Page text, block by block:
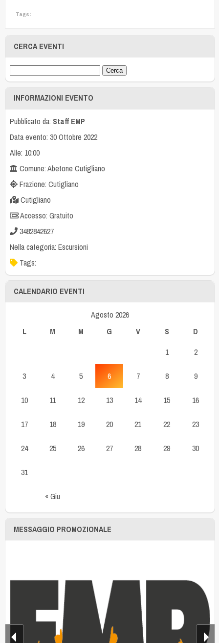
Tags:
CERCA EVENTI
INFORMAZIONI EVENTO
Pubblicato da: Staff EMP
Data evento: 30 Ottobre 2022
Alle: 10:00
Comune: Abetone Cutigliano
Frazione: Cutigliano
Cutigliano
Accesso: Gratuito
3482842627
Nella categoria: Escursioni
Tags:
CALENDARIO EVENTI
Agosto 2026
L
M M G V S D
« Giu
1 2
3 4 5 6 7 8 9
10 11 12 13 14 15 16
17 18 19 20 21 22 23
24 25 26 27 28 29 30
31
MESSAGGIO PROMOZIONALE